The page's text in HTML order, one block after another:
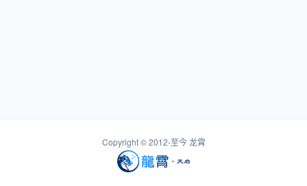
Copyright © 2012-至今龙霄